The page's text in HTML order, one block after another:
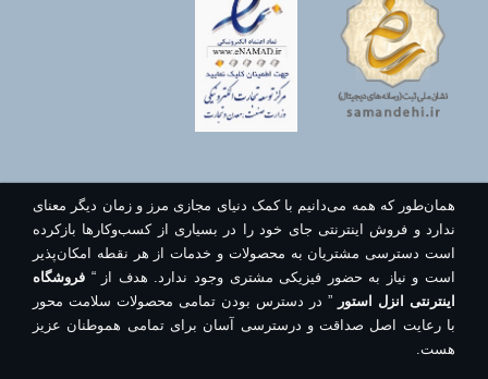
همان‌طور که همه می‌دانیم با کمک دنیای مجازی مرز و زمان دیگر معنای
ندارد و فروش اینترنتی جای خود را در بسیاری از کسب‌وکارها بازکرده
است دسترسی مشتریان به محصولات و خدمات از هر نقطه امکان‌پذیر
است و نیاز به حضور فیزیکی مشتری وجود ندارد. هدف از “ فروشگاه
اینترنتی انزل استور ” در دسترس بودن تمامی محصولات سلامت محور
با رعایت اصل صداقت و درسترسی آسان برای تمامی هموطنان عزیز
هست.